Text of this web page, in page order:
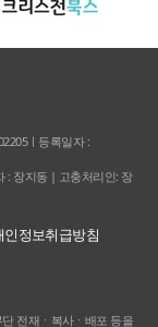
ㅣ등록일자 :
: 장지동 | 고충처리인: 장
인정보취급방침
전재ㆍ복사ㆍ배포 등을